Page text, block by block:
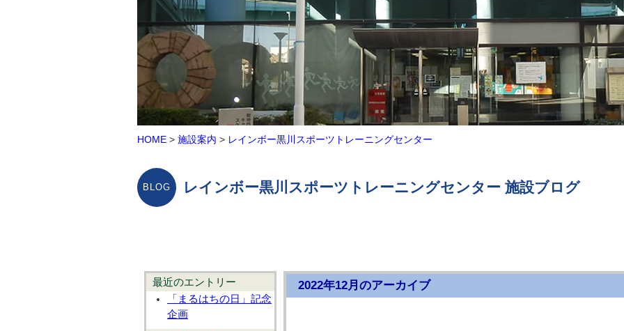
HOME > 施設案内 > レインボー黒川スポーツトレーニングセンター
レインボー黒川スポーツトレーニングセンター 施設ブログ
最近のエントリー
「まるはちの日」記念
企画
2022年12月のアーカイブ